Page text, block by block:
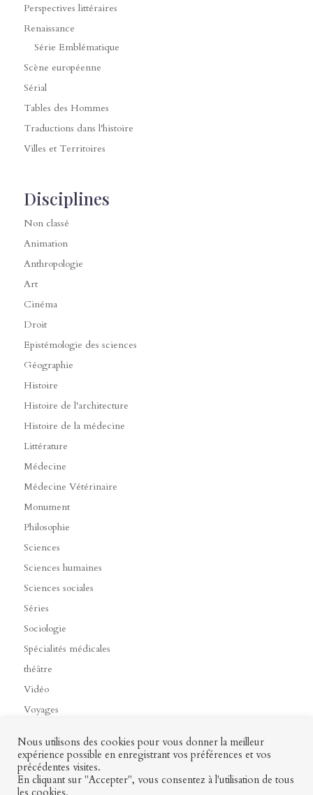
Perspectives littéraires
Renaissance
Série Emblématique
Scène européenne
Sérial
Tables des Hommes
Traductions dans l'histoire
Villes et Territoires
Disciplines
Non classé
Animation
Anthropologie
Art
Cinéma
Droit
Epistémologie des sciences
Géographie
Histoire
Histoire de l'architecture
Histoire de la médecine
Littérature
Médecine
Médecine Vétérinaire
Monument
Philosophie
Sciences
Sciences humaines
Sciences sociales
Séries
Sociologie
Spécialités médicales
théâtre
Vidéo
Voyages
Contact Mon profil
Nous utilisons des cookies pour vous donner la meilleur
expérience possible en enregistrant vos préférences et vos
précédentes visites.
En cliquant sur "Accepter", vous consentez à l'utilisation de tous
les cookies.